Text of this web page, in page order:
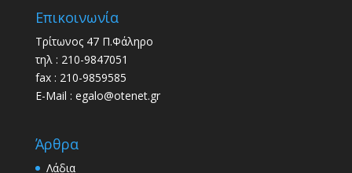
Επικοινωνία
Τρίτωνος 47 Π.Φάληρο
τηλ : 210-9847051
fax : 210-9859585
E-Mail : egalo@otenet.gr
Άρθρα
Λάδια